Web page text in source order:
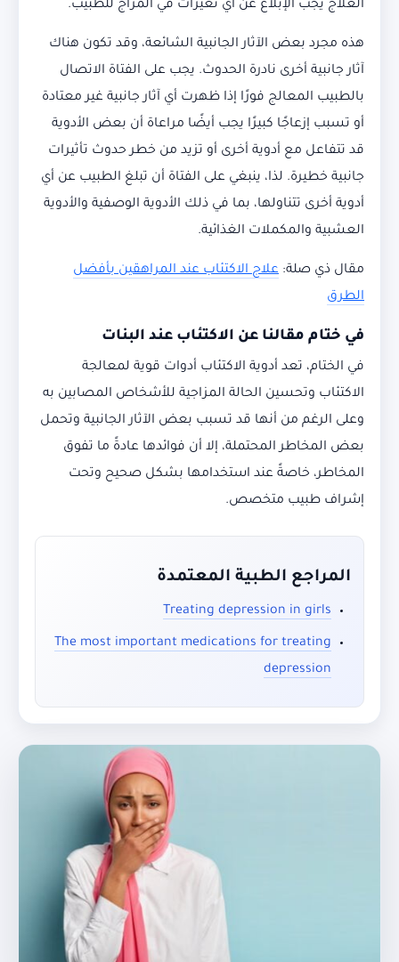
العلاج يجب الإبلاغ عن أي تغيرات في المزاج للطبيب.
هذه مجرد بعض الآثار الجانبية الشائعة، وقد تكون هناك
آثار جانبية أخرى نادرة الحدوث. يجب على الفتاة الاتصال
بالطبيب المعالج فورًا إذا ظهرت أي آثار جانبية غير معتادة
أو تسبب إزعاجًا كبيرًا يجب أيضًا مراعاة أن بعض الأدوية
قد تتفاعل مع أدوية أخرى أو تزيد من خطر حدوث تأثيرات
جانبية خطيرة. لذا، ينبغي على الفتاة أن تبلغ الطبيب عن أي
أدوية أخرى تتناولها، بما في ذلك الأدوية الوصفية والأدوية
العشبية والمكملات الغذائية.
مقال ذي صلة: علاج الاكتئاب عند المراهقين بأفضل
الطرق
في ختام مقالنا عن الاكتئاب عند البنات
في الختام، تعد أدوية الاكتئاب أدوات قوية لمعالجة
الاكتئاب وتحسين الحالة المزاجية للأشخاص المصابين به
وعلى الرغم من أنها قد تسبب بعض الآثار الجانبية وتحمل
بعض المخاطر المحتملة، إلا أن فوائدها عادةً ما تفوق
المخاطر، خاصةً عند استخدامها بشكل صحيح وتحت
إشراف طبيب متخصص.
المراجع الطبية المعتمدة
Treating depression in girls
The most important medications for treating
depression